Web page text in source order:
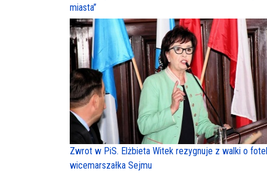
miasta”
Zwrot w PiS. Elżbieta Witek rezygnuje z walki o fotel
wicemarszałka Sejmu